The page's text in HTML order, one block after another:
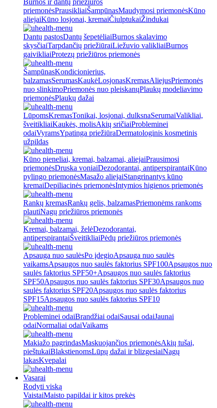
Burnos ir dantų priežiūros
priemonėsPrausikliaiŠampūnasMaudymosi priemonėsKūno
aliejaiKūno losjonai, kremaiČiulptukaiŽindukai
Dantų pastosDantų šepetėliaiBurnos skalavimo
skysčiaiTarpdančių priežiūraiLiežuvio valikliaiBurnos
gaivikliaiProtezų priežiūros priemonės
ŠampūnasKondicionierius,
balzamasSerumasKaukėLosjonasKremasAliejusPriemonės
nuo slinkimoPriemonės nuo pleiskanųPlaukų modeliavimo
priemonėsPlaukų dažai
LūpomsKremasTonikai, losjonai, dulksnaSerumaiValikliai,
šveitikliaiKaukės, molisAkių sričiaiProbleminei
odaiVyramsYpatinga priežiūraDermatologinis kosmetinis
užpildas
Kūno pieneliai, kremai, balzamai, aliejaiPrausimosi
priemonėsDruska voniaiDezodorantai, antiperspirantaiKūno
pylingo priemonėsMasažo aliejaiStangrinantys kūno
kremaiDepiliacinės priemonėsIntymios higienos priemonės
Rankų kremasRankų gelis, balzamasPriemonėms rankoms
plautiNagų priežiūros priemonės
Kremai, balzamai, želėDezodorantai,
antiperspirantaiŠveitikliaiPėdų priežiūros priemonės
Apsauga nuo saulėsPo įdegioApsauga nuo saulės
vaikamsApsaugos nuo saulės faktorius SPF100Apsaugos nuo
saulės faktorius SPF50+Apsaugos nuo saulės faktorius
SPF50Apsaugos nuo saulės faktorius SPF30Apsaugos nuo
saulės faktorius SPF20Apsaugos nuo saulės faktorius
SPF15Apsaugos nuo saulės faktorius SPF10
Probleminei odaiBrandžiai odaiSausai odaiJaunai
odaiNormaliai odaiVaikams
Makiažo pagrindasMaskuojančios priemonėsAkių tušai,
pieštukaiBlakstienomsLūpų dažai ir blizgesiaiNagų
lakasKvepalai
Vasarai
Rodyti viską
VaistaiMaisto papildai ir kitos prekės